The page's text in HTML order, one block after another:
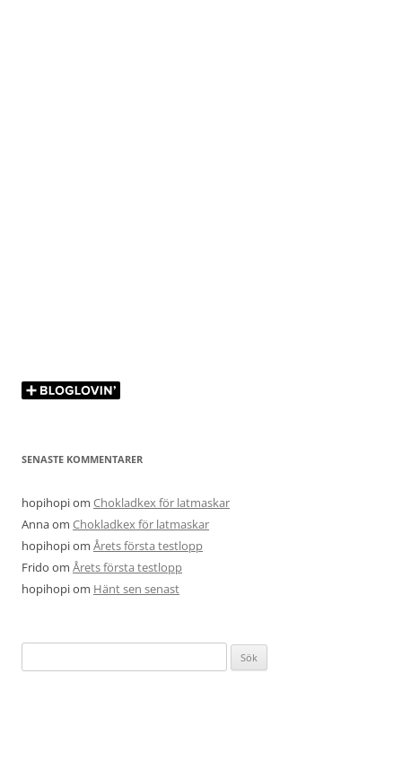
SENASTE KOMMENTARER
hopihopiom Chokladkex för latmaskar
Annaom Chokladkex för latmaskar
hopihopiom Årets första testlopp
Frido om Årets första testlopp
hopihopiom Hänt sen senast
efter: